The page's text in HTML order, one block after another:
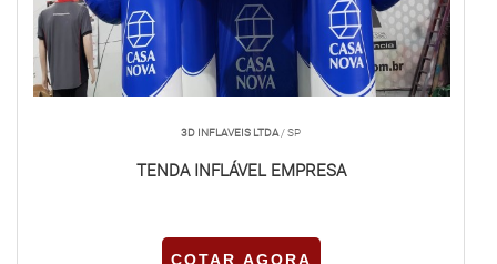
3D INFLAVEIS LTDA / SP
TENDA INFLÁVEL EMPRESA
COTAR AGORA